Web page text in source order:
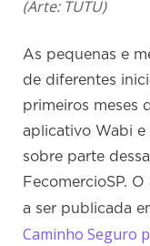
(Arte: TUTU)
As pequenas e
de diferentes
primeiros meses
aplicativo Wabi e
sobre parte
FecomercioSP.
a ser publicada
Caminho Seguro